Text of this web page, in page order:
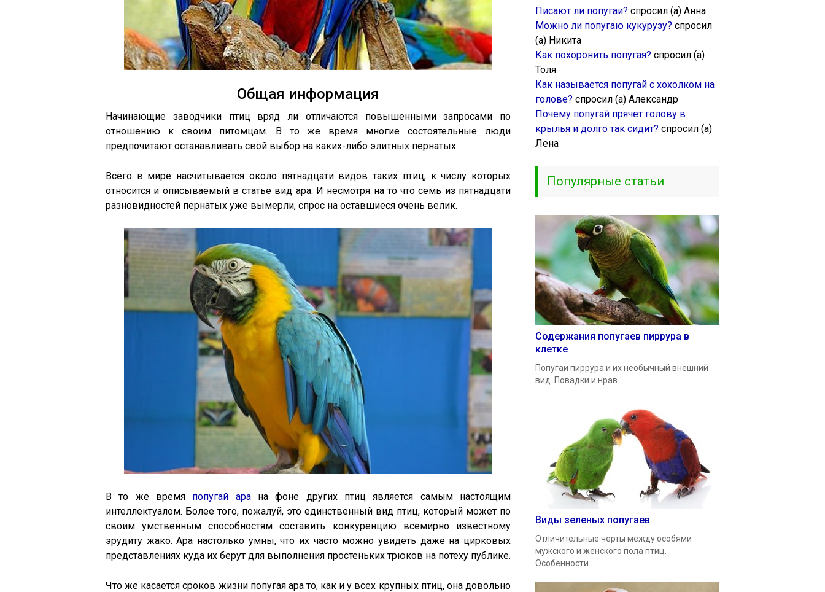
Общая информация
Начинающие заводчики птиц вряд ли отличаются повышенными запросами по
отношению к своим питомцам. В то же время многие состоятельные люди
предпочитают останавливать свой выбор на каких-либо элитных пернатых.
Всего в мире насчитывается около пятнадцати видов таких птиц, к числу которых
относится и описываемый в статье вид ара. И несмотря на то что семь из пятнадцати
разновидностей пернатых уже вымерли, спрос на оставшиеся очень велик.
В то же время попугай арана фоне других птиц является самым настоящим
интеллектуалом. Более того, пожалуй, это единственный вид птиц, который может по
своим умственным способностям составить конкуренцию всемирно известному
эрудиту жако. Ара настолько умны, что их часто можно увидеть даже на цирковых
представлениях куда их берут для выполнения простеньких трюков на потеху публике.
Что же касается сроков жизни попугая ара то, как и у всех крупных птиц, она довольно
Писают ли попугаи? спросил (а) Анна
Можно ли попугаю кукурузу? спросил
(а) Никита
Как похоронить попугая? спросил (а)
Толя
Как называется попугай с хохолком на
голове? спросил (а) Александр
Почему попугай прячет голову в
крылья и долго так сидит? спросил (а)
Лена
Популярные статьи
Содержания попугаев пиррура в
клетке
Попугаи пиррура и их необычный внешний
вид. Повадки и нрав...
Виды зеленых попугаев
Отличительные черты между особями
мужского и женского пола птиц.
Особенности...